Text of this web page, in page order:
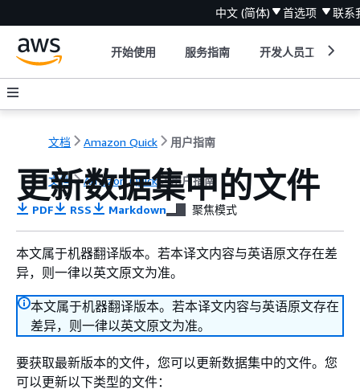
中文 (简体) 首选项 联系
开始使用 服务指南 开发人员工具
文档 Amazon Quick 用户指南
文档 Amazon Quick 用户指南
更新数据集中的文件
PDF RSS Markdown 聚焦模式
本文属于机器翻译版本。若本译文内容与英语原文存在差
异，则一律以英文原文为准。
本文属于机器翻译版本。若本译文内容与英语原文存在
差异，则一律以英文原文为准。
要获取最新版本的文件，您可以更新数据集中的文件。您
可以更新以下类型的文件：